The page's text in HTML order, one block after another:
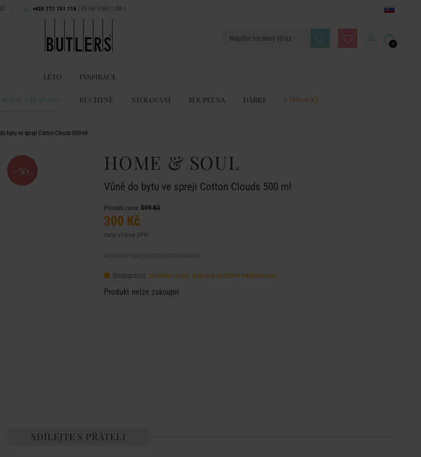
| +420 777 751 116 ( Po-Pá: 9:00-17:00h )
0
LÉTO INSPIRACE
A DOPLŇKY KUCHYNĚ STOLOVÁNÍ KOUPELNA DÁRKY VÝPRODEJ
bytu ve spreji Cotton Clouds 500 ml
-50 % HOME & SOUL
Vůně do bytu ve spreji Cotton Clouds 500 ml
Původní cena: 599 Kč
300 Kč
cena včetně DPH
Dostupnost: centrální sklad, doprava dočasně nedostupné
Produkt nelze zakoupit
SDÍLEJTE S PŘÁTELI